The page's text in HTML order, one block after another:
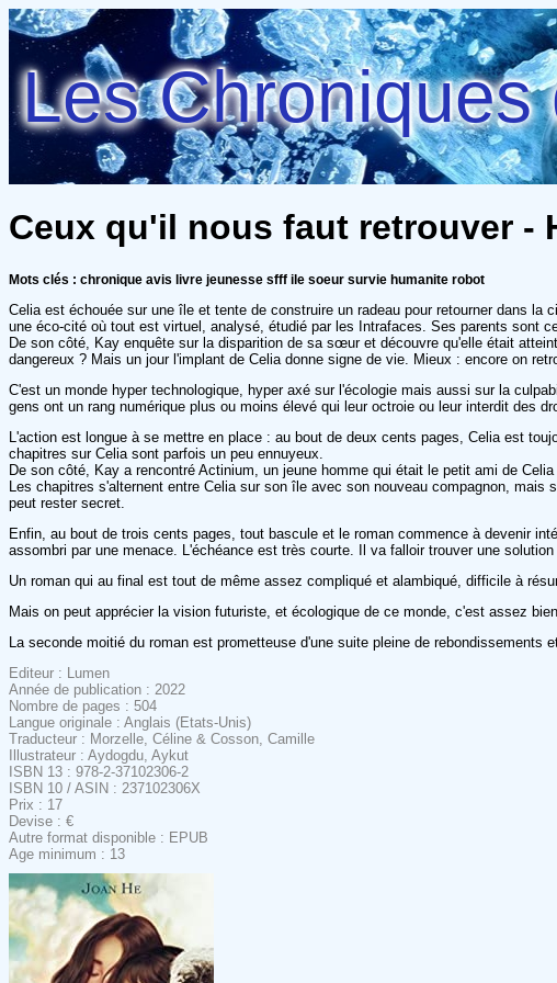
Les
Ceux qu'il nous faut retrouver -
Mots clés : chronique avis livre jeunesse sfff ile soeur survie humanite robot
Celia est échouée sur une île et tente de construire un radeau pour retourner dans
une éco-cité où tout est virtuel, analysé, étudié par les Intrafaces. Ses parents sont
De son côté, Kay enquête sur la disparition de sa sœur et découvre qu'elle était
dangereux ? Mais un jour l'implant de Celia donne signe de vie. Mieux : encore on
C'est un monde hyper technologique, hyper axé sur l'écologie mais aussi sur la
gens ont un rang numérique plus ou moins élevé qui leur octroie ou leur interdit des
L'action est longue à se mettre en place : au bout de deux cents pages, Celia est
chapitres sur Celia sont parfois un peu ennuyeux.
De son côté, Kay a rencontré Actinium, un jeune homme qui était le petit ami de
Les chapitres s'alternent entre Celia sur son île avec son nouveau compagnon,
peut rester secret.
Enfin, au bout de trois cents pages, tout bascule et le roman commence à devenir
assombri par une menace. L'échéance est très courte. Il va falloir trouver une
Un roman qui au final est tout de même assez compliqué et alambiqué, difficile à
Mais on peut apprécier la vision futuriste, et écologique de ce monde, c'est assez
La seconde moitié du roman est prometteuse d'une suite pleine de rebondissements
Editeur : Lumen
Année de publication : 2022
Nombre de pages : 504
Langue originale : Anglais (Etats-Unis)
Traducteur : Morzelle, Céline & Cosson, Camille
Illustrateur : Aydogdu, Aykut
ISBN 13 : 978-2-37102306-2
ISBN 10 / ASIN : 237102306X
Prix : 17
Devise : €
Autre format disponible : EPUB
Age minimum : 13